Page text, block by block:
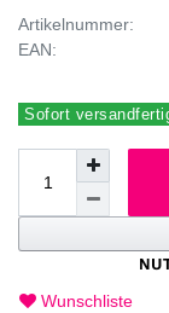
Artikelnummer:
EAN:
Sofort
Wunschliste